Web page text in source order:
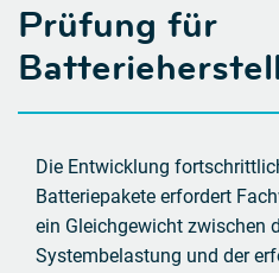
Prüfung für
Die Entwicklung
Batteriepakete erfordert
ein Gleichgewicht zwischen
Systembelastung und der